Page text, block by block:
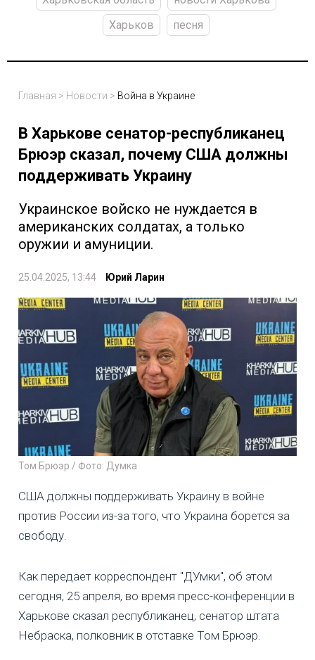
Харьков
песня
Главная > Новости > Война в Украине
В Харькове сенатор-республиканец
Брюэр сказал, почему США должны
поддерживать Украину
Украинское войско не нуждается в
американских солдатах, а только
оружии и амуниции.
25.04.2025, 13:44 Юрий Ларин
Том Брюэр / Фото: Думка
США должны поддерживать Украину в войне
против России из-за того, что Украина борется за
свободу.
Как передает корреспондент "ДУмки", об этом
сегодня, 25 апреля, во время пресс-конференции в
Харькове сказал республиканец, сенатор штата
Небраска, полковник в отставке Том Брюэр.